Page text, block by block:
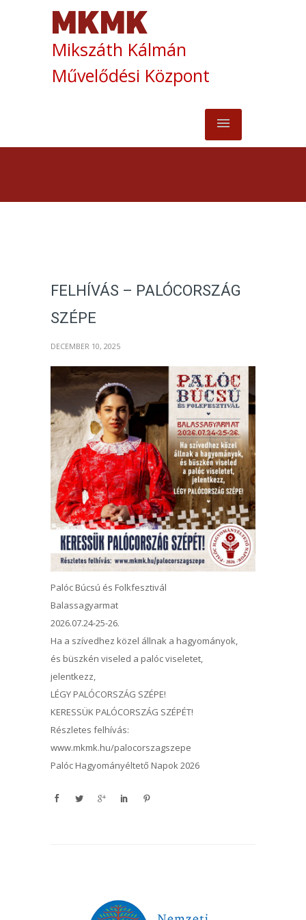
Mikszáth Kálmán
Művelődési Központ
FELHÍVÁS – PALÓCORSZÁG
SZÉPE
DECEMBER 10, 2025
Palóc Búcsú és Folkfesztivál
Balassagyarmat
2026.07.24-25-26.
Ha a szívedhez közel állnak a hagyományok,
és büszkén viseled a palóc viseletet,
jelentkezz,
LÉGY PALÓCORSZÁG SZÉPE!
KERESSÜK PALÓCORSZÁG SZÉPÉT!
Részletes felhívás:
www.mkmk.hu/palocorszagszepe
Palóc Hagyományéltető Napok 2026